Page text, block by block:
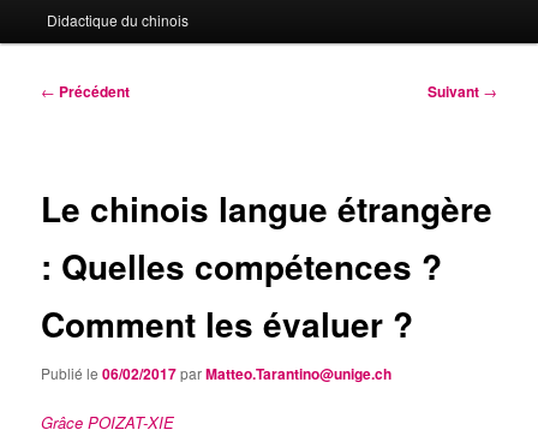
Didactique du chinois
Navigation
← Précédent Suivant →
Le chinois langue étrangère
: Quelles compétences ?
Comment les évaluer ?
Publié le06/02/2017parMatteo.Tarantino@unige.ch
Grâce POIZAT-XIE